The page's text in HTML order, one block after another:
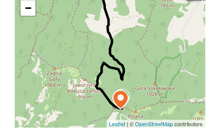
−
Leaflet | ©OpenStreetMapcontributors